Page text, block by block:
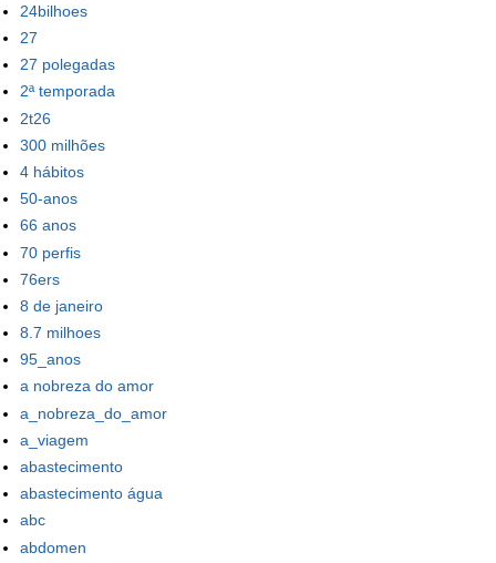
24bilhoes
27
27 polegadas
2ª temporada
2t26
300 milhões
4 hábitos
50-anos
66 anos
70 perfis
76ers
8 de janeiro
8.7 milhoes
95_anos
a nobreza do amor
a_nobreza_do_amor
a_viagem
abastecimento
abastecimento água
abc
abdomen